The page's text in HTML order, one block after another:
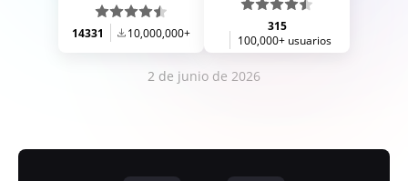
14331 10,000,000+
315
100,000+ usuarios
2 de junio de 2026